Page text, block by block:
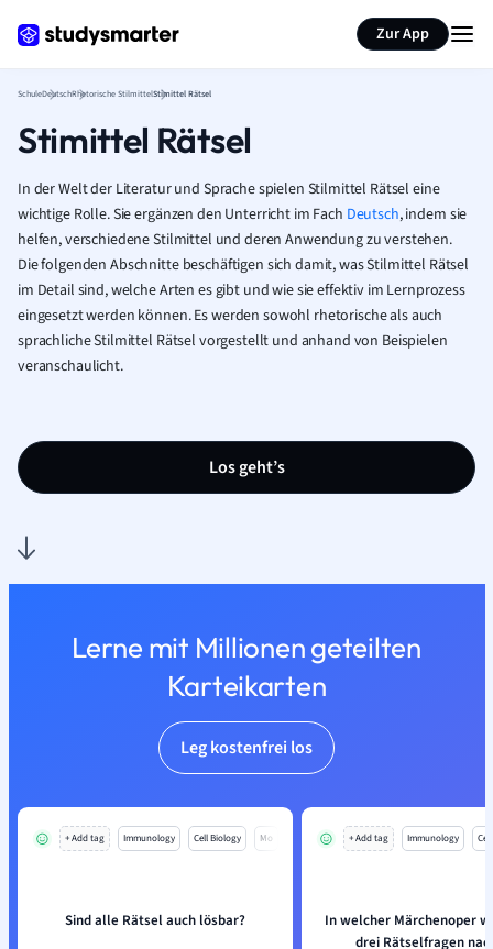
Zur App
SchuleDeutschRhetorische StilmittelStimittel Rätsel
Stimittel Rätsel
In der Welt der Literatur und Sprache spielen Stilmittel Rätsel eine
wichtige Rolle. Sie ergänzen den Unterricht im Fach Deutsch, indem sie
helfen, verschiedene Stilmittel und deren Anwendung zu verstehen.
Die folgenden Abschnitte beschäftigen sich damit, was Stilmittel Rätsel
im Detail sind, welche Arten es gibt und wie sie effektiv im Lernprozess
eingesetzt werden können. Es werden sowohl rhetorische als auch
sprachliche Stilmittel Rätsel vorgestellt und anhand von Beispielen
veranschaulicht.
Los geht’s
Lerne mit Millionen geteilten
Karteikarten
Leg kostenfrei los
+ Add tag Immunology Cell Biology Mo
Sind alle Rätsel auch lösbar?
+ Add tag Immunology
In welcher Märchenoper
drei Rätselfragen
Seite zusammenfassen